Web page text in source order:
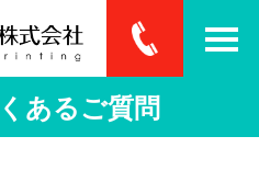
あるご質問